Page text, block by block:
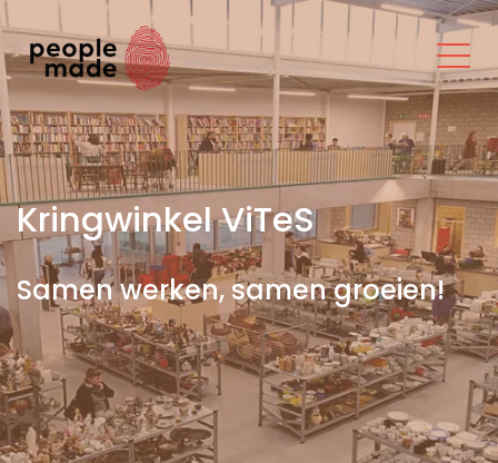
Kringwinkel ViTeS
Samen werken, samen groeien!